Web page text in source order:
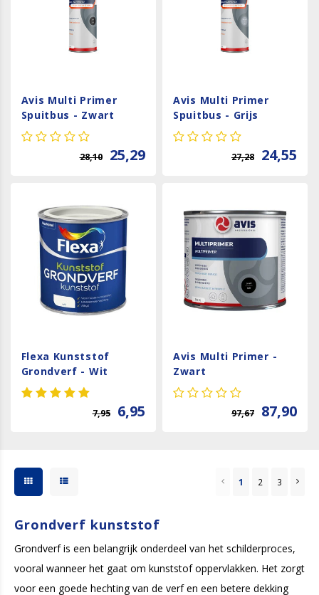
Avis Multi Primer
Spuitbus - Zwart
28,10 25,29
Avis Multi Primer
Spuitbus - Grijs
27,28 24,55
Flexa Kunststof
Grondverf - Wit
7,95 6,95
Avis Multi Primer -
Zwart
97,67 87,90
1 2 3
Grondverf kunststof
Grondverf is een belangrijk onderdeel van het schilderproces,
vooral wanneer het gaat om kunststof oppervlakken. Het zorgt
voor een goede hechting van de verf en een betere dekking